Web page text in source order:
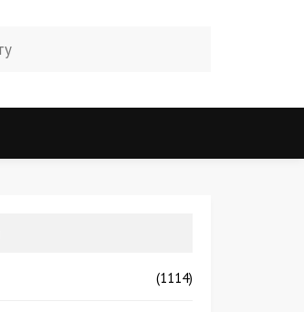
(1114)